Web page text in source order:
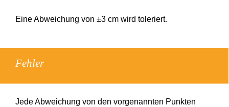
Eine Abweichung von ±3 cm wird toleriert.
Fehler
Jede Abweichung von den vorgenannten Punkten